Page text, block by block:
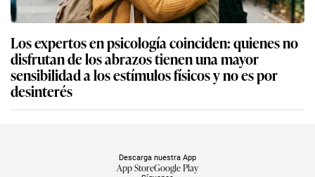
Los expertos en psicología coinciden: quienes no
disfrutan de los abrazos tienen una mayor
sensibilidad a los estímulos físicos y no es por
desinterés
Descarga nuestra App
App StoreGoogle Play